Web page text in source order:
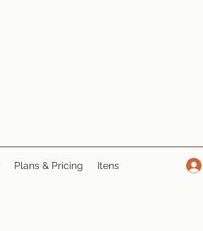
Plans & Pricing Itens